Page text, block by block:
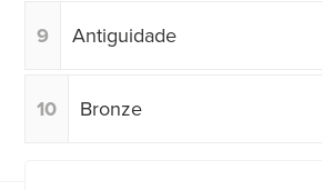
9 Antiguidade
10 Bronze